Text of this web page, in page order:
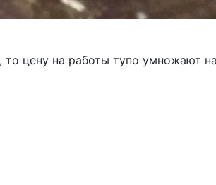
то цену на работы тупо умножают